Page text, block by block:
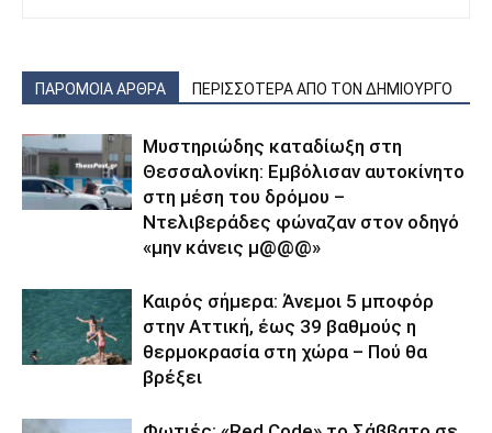
ΠΑΡΟΜΟΙΑ ΑΡΘΡΑ ΠΕΡΙΣΣΟΤΕΡΑ ΑΠΟ ΤΟΝ ΔΗΜΙΟΥΡΓΟ
Μυστηριώδης καταδίωξη στη
Θεσσαλονίκη: Εμβόλισαν αυτοκίνητο
στη μέση του δρόμου –
Ντελιβεράδες φώναζαν στον οδηγό
«μην κάνεις μ@@@»
Καιρός σήμερα: Άνεμοι 5 μποφόρ
στην Αττική, έως 39 βαθμούς η
θερμοκρασία στη χώρα – Πού θα
βρέξει